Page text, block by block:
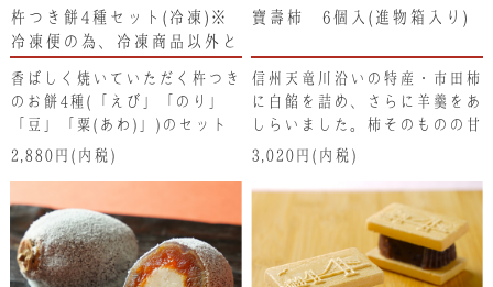
杵つき餅4種セット(冷凍)※
冷凍便の為、冷凍商品以外と
香ばしく焼いていただく杵つき
のお餅4種(「えび」「のり」
「豆」「粟(あわ)」)のセット
です。
2,880円(内税)
寶壽柿 6個入(進物箱入り)
信州天竜川沿いの特産・市田柿
に白餡を詰め、さらに羊羹をあ
しらいました。柿そのものの甘
みが広がる干柿の和菓子です。
3,020円(内税)